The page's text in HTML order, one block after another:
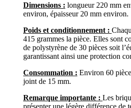
Dimensions : longueur 220 mm
environ, épaisseur 20 mm environ.
Poids et conditionnement :
415 grammes la pièce. Elles sont
de polystyrène de 30 pièces soit
garantissant ainsi une protection
Consommation : Environ 60
joint de 15 mm.
Remarque importante : Les
présenter une légère différence de